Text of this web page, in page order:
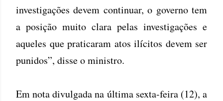
investigações devem continuar, o governo tem
a posição muito clara pelas investigações e
aqueles que praticaram atos ilícitos devem ser
punidos”, disse o ministro.
Em nota divulgada na última sexta-feira (12), a